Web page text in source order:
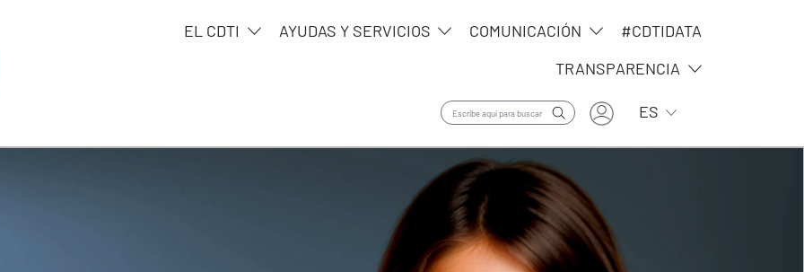
EL CDTI AYUDAS Y SERVICIOS COMUNICACIÓN
#CDTIDATA
TRANSPARENCIA
User account menu
ES Lista adicional de